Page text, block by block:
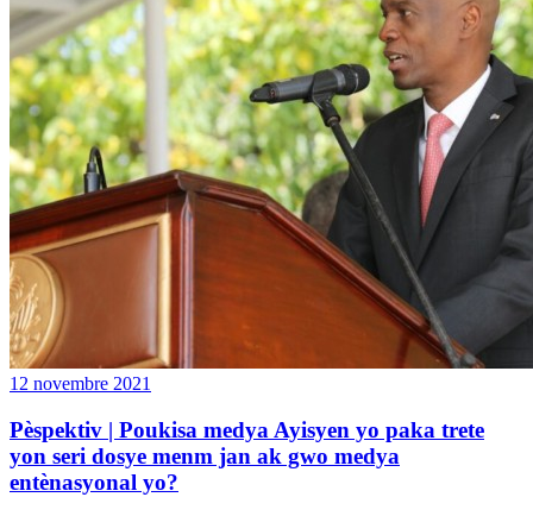
12 novembre 2021
Pèspektiv | Poukisa medya Ayisyen yo paka trete
yon seri dosye menm jan ak gwo medya
entènasyonal yo?